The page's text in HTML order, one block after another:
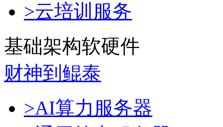
>云培训服务
基础架构软硬件
财神到鲲泰
>AI算力服务器